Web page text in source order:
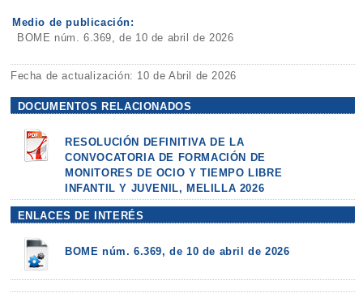
Medio de publicación:
BOME núm. 6.369, de 10 de abril de 2026
Fecha de actualización: 10 de Abril de 2026
DOCUMENTOS RELACIONADOS
RESOLUCIÓN DEFINITIVA DE LA
CONVOCATORIA DE FORMACIÓN DE
MONITORES DE OCIO Y TIEMPO LIBRE
INFANTIL Y JUVENIL, MELILLA 2026
ENLACES DE INTERÉS
BOME núm. 6.369, de 10 de abril de 2026